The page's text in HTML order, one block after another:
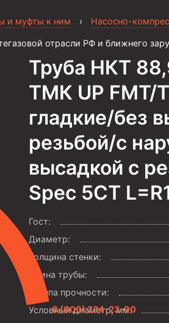
отрасли РФ и ближнего
8 (800) 234-23-90
и муфты к ним › Насосно-
Труба НКТ
ТМК UP FMT/
гладкие/без
резьбой/с
высадкой с
Spec 5CT
Гост:
Диаметр:
Толщина стенки:
Длина трубы:
Группа прочности:
Условный диаметр, мм: